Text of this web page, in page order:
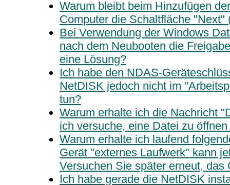
Warum bleibt beim Hinzufügen
Computer die Schaltfläche "Next"
Bei Verwendung der Windows
nach dem Neubooten die
eine Lösung?
Ich habe den NDAS-
NetDISK jedoch nicht im
tun?
Warum erhalte ich die Nachricht
ich versuche, eine Datei zu
Warum erhalte ich laufend
Gerät "externes Laufwerk" kann
Versuchen Sie später erneut, das
Ich habe gerade die NetDISK